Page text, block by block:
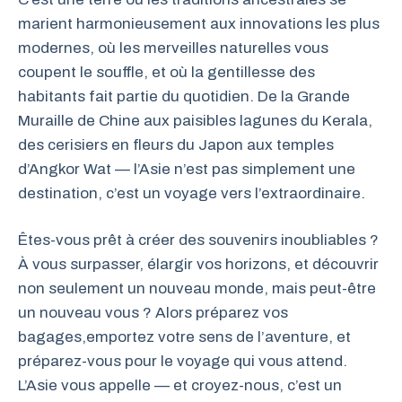
marient harmonieusement aux innovations les plus
modernes, où les merveilles naturelles vous
coupent le souffle, et où la gentillesse des
habitants fait partie du quotidien. De la Grande
Muraille de Chine aux paisibles lagunes du Kerala,
des cerisiers en fleurs du Japon aux temples
d’Angkor Wat — l’Asie n’est pas simplement une
destination, c’est un voyage vers l’extraordinaire.
Êtes-vous prêt à créer des souvenirs inoubliables ?
À vous surpasser, élargir vos horizons, et découvrir
non seulement un nouveau monde, mais peut-être
un nouveau vous ? Alors préparez vos
bagages,emportez votre sens de l’aventure, et
préparez-vous pour le voyage qui vous attend.
L’Asie vous appelle — et croyez-nous, c’est un